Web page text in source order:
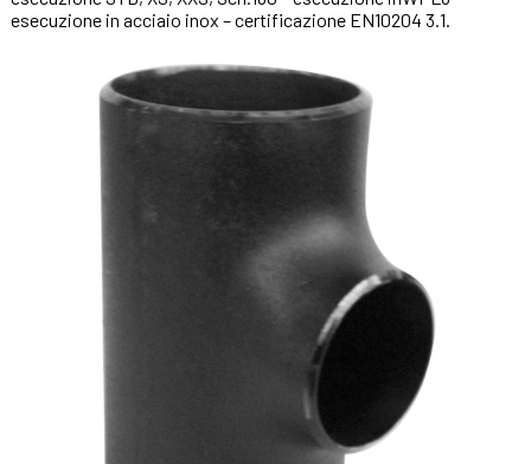
esecuzione in acciaio inox – certificazione EN10204 3.1.